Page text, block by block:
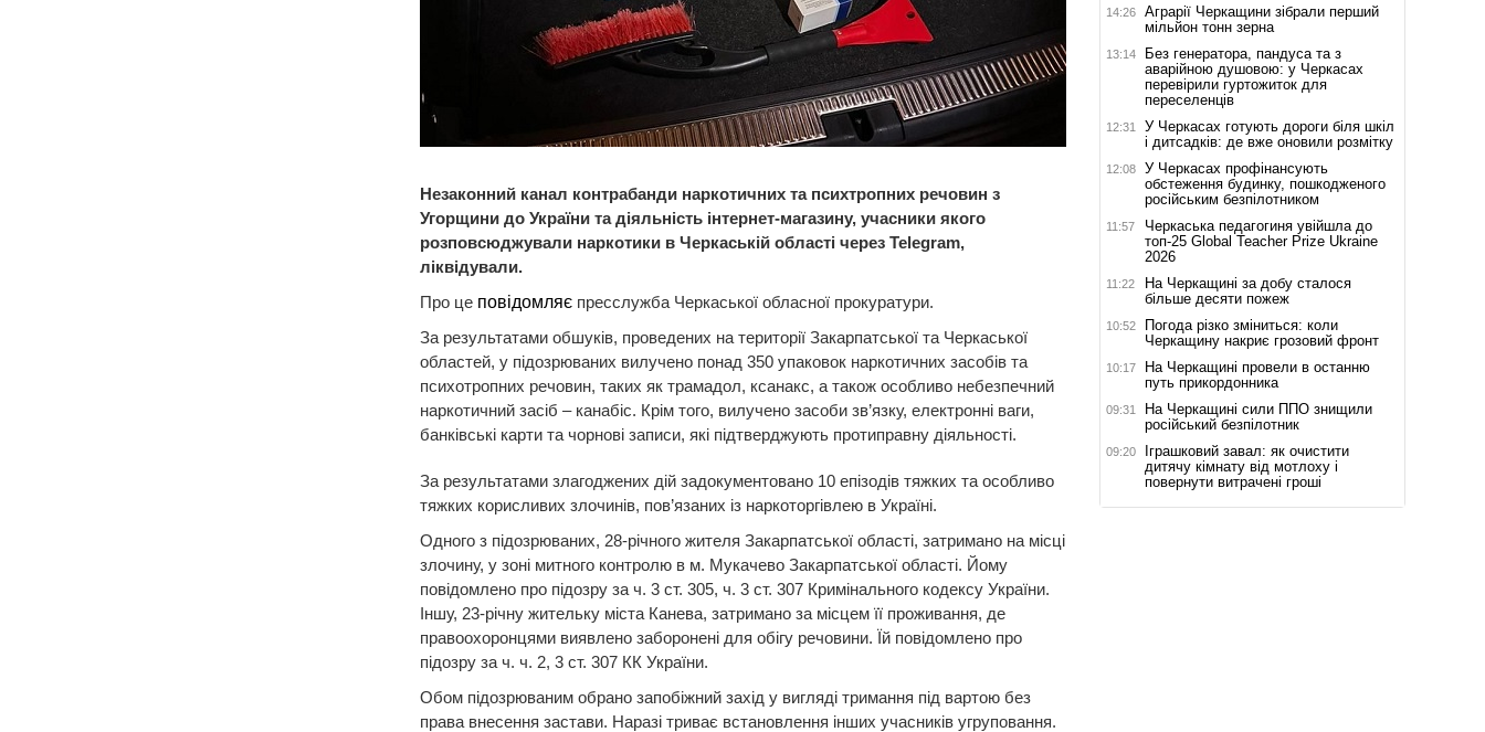
Незаконний канал контрабанди наркотичних та психтропних речовин з
Угорщини до України та діяльність інтернет-магазину, учасники якого
розповсюджували наркотики в Черкаській області через Telegram,
ліквідували.
Про це повідомляє пресслужба Черкаської обласної прокуратури.
За результатами обшуків, проведених на території Закарпатської та Черкаської
областей, у підозрюваних вилучено понад 350 упаковок наркотичних засобів та
психотропних речовин, таких як трамадол, ксанакс, а також особливо небезпечний
наркотичний засіб – канабіс. Крім того, вилучено засоби зв’язку, електронні ваги,
банківські карти та чорнові записи, які підтверджують протиправну діяльності.
За результатами злагоджених дій задокументовано 10 епізодів тяжких та особливо
тяжких корисливих злочинів, пов’язаних із наркоторгівлею в Україні.
Одного з підозрюваних, 28-річного жителя Закарпатської області, затримано на місці
злочину, у зоні митного контролю в м. Мукачево Закарпатської області. Йому
повідомлено про підозру за ч. 3 ст. 305, ч. 3 ст. 307 Кримінального кодексу України.
Іншу, 23-річну жительку міста Канева, затримано за місцем її проживання, де
правоохоронцями виявлено заборонені для обігу речовини. Їй повідомлено про
підозру за ч. ч. 2, 3 ст. 307 КК України.
Обом підозрюваним обрано запобіжний захід у вигляді тримання під вартою без
права внесення застави. Наразі триває встановлення інших учасників угруповання.
14:26
Аграрії Черкащини зібрали перший
мільйон тонн зерна
13:14
Без генератора, пандуса та з
аварійною душовою: у Черкасах
перевірили гуртожиток для
переселенців
12:31
У Черкасах готують дороги біля шкіл
і дитсадків: де вже оновили розмітку
12:08
У Черкасах профінансують
обстеження будинку, пошкодженого
російським безпілотником
11:57
Черкаська педагогиня увійшла до
топ-25 Global Teacher Prize Ukraine
2026
11:22
На Черкащині за добу сталося
більше десяти пожеж
10:52
Погода різко зміниться: коли
Черкащину накриє грозовий фронт
10:17
На Черкащині провели в останню
путь прикордонника
09:31
На Черкащині сили ППО знищили
російський безпілотник
09:20
Іграшковий завал: як очистити
дитячу кімнату від мотлоху і
повернути витрачені гроші